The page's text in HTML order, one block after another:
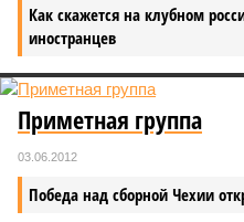
Как скажется на клубном
иностранцев
Приметная группа
03.06.2012
Победа над сборной Чехии